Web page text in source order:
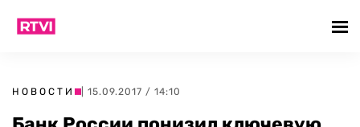
НОВОСТИ | 15.09.2017 / 14:10